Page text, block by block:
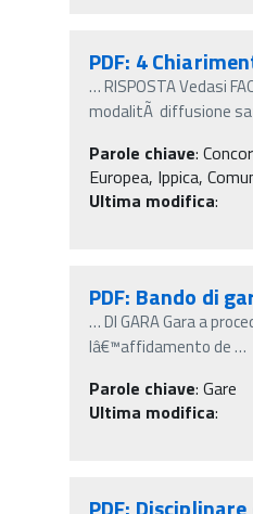
PDF: 4
…RISPOSTA Vedasi
modalitÃ diffusione
Parole chiave:
Europea, Ippica,
Ultima modifica:
PDF: Bando di
…DI GARA Gara a
lâ€™affidamento de…
Parole chiave: Gare
Ultima modifica: